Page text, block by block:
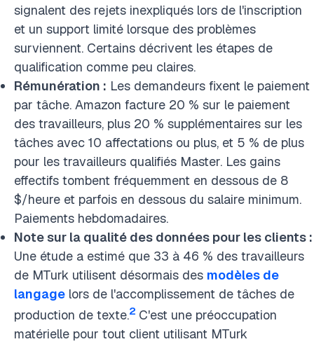
signalent des rejets inexpliqués lors de l'inscription
et un support limité lorsque des problèmes
surviennent. Certains décrivent les étapes de
qualification comme peu claires.
Rémunération : Les demandeurs fixent le paiement
par tâche. Amazon facture 20 % sur le paiement
des travailleurs, plus 20 % supplémentaires sur les
tâches avec 10 affectations ou plus, et 5 % de plus
pour les travailleurs qualifiés Master. Les gains
effectifs tombent fréquemment en dessous de 8
$/heure et parfois en dessous du salaire minimum.
Paiements hebdomadaires.
Note sur la qualité des données pour les clients :
Une étude a estimé que 33 à 46 % des travailleurs
de MTurk utilisent désormais des modèles de
langage lors de l'accomplissement de tâches de
production de texte.2 C'est une préoccupation
matérielle pour tout client utilisant MTurk